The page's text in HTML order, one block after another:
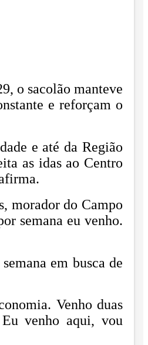
o sacolão manteve
e reforçam o
e até da Região
as idas ao Centro
morador do Campo
semana eu venho.
em busca de
Venho duas
venho aqui, vou